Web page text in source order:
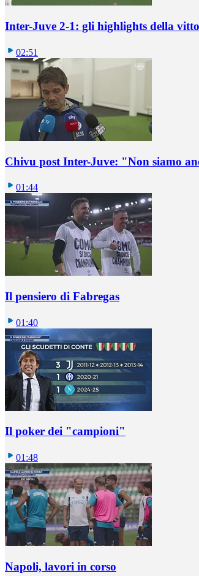
Inter-Juve 2-1: gli highlights della
02:51
Chivu post Inter-Juve: "Non siamo
01:44
Il pensiero di Fabregas
01:40
Il poker dei "campioni"
01:48
Napoli, lavori in corso